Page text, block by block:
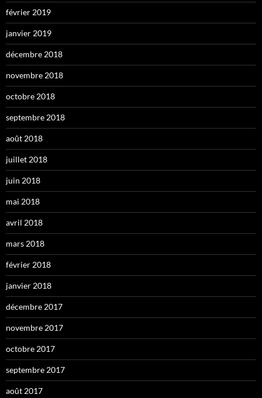
février 2019
janvier 2019
décembre 2018
novembre 2018
octobre 2018
septembre 2018
août 2018
juillet 2018
juin 2018
mai 2018
avril 2018
mars 2018
février 2018
janvier 2018
décembre 2017
novembre 2017
octobre 2017
septembre 2017
août 2017